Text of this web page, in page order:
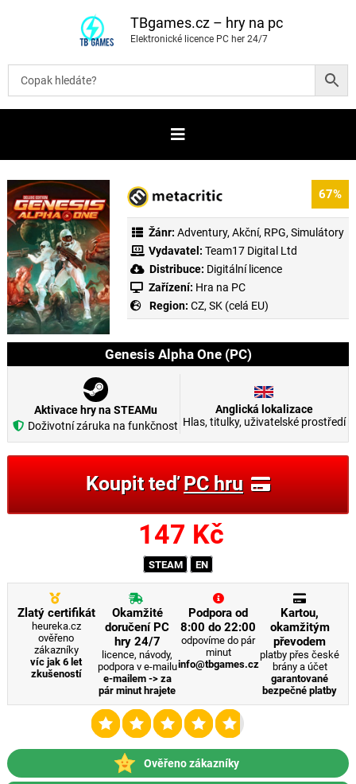
t
b
TBgames.cz – hry na pc
Elektronické licence PC her 24/7
67%
Žánr: Adventury, Akční, RPG, Simulátory
Vydavatel: Team17 Digital Ltd
Distribuce: Digitální licence
Zařízení: Hra na PC
Region: CZ, SK (celá EU)
Genesis Alpha One (PC)
Aktivace hry na STEAMu
Doživotní záruka na funkčnost
Anglická lokalizace
Hlas, titulky, uživatelské prostředí
Koupit teďPC hru
147 Kč
STEAM EN
Zlatý certifikát
heureka.cz
ověřeno
zákazníky
víc jak 6 let
zkušeností
Okamžité
doručení PC
hry 24/7
licence, návody,
podpora v e-mailu
e-mailem -> za
pár minut hrajete
Podpora od
8:00 do 22:00
odpovíme do pár
minut
info@tbgames.cz
Kartou,
okamžitým
převodem
platby přes české
brány a účet
garantované
bezpečné platby
Ověřeno zákazníky